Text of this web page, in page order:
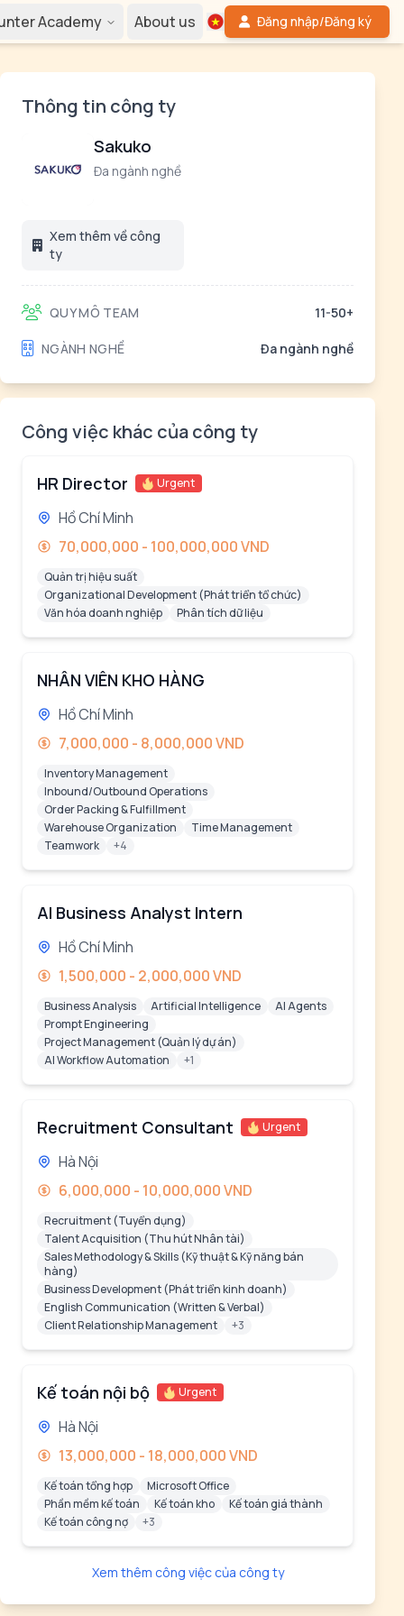
Academy About us Đăng nhập/Đăng ký
Thông tin công ty
Sakuko
Đa ngành nghề
Xem thêm về công
ty
QUY MÔ TEAM 11-50+
NGÀNH NGHỀ Đa ngành nghề
Công việc khác của công ty
HR Director Urgent
Hồ Chí Minh
70,000,000 - 100,000,000 VND
Quản trị hiệu suất
Organizational Development (Phát triển tổ chức)
Văn hóa doanh nghiệp
Phân tích dữ liệu
NHÂN VIÊN KHO HÀNG
Hồ Chí Minh
7,000,000 - 8,000,000 VND
Inventory Management
Inbound/Outbound Operations
Order Packing & Fulfillment
Warehouse Organization
Time Management
Teamwork
+4
AI Business Analyst Intern
Hồ Chí Minh
1,500,000 - 2,000,000 VND
Business Analysis Artificial Intelligence
AI Agents
Prompt Engineering
Project Management (Quản lý dự án)
AI Workflow Automation
+1
Recruitment Consultant Urgent
Hà Nội
6,000,000 - 10,000,000 VND
Recruitment (Tuyển dụng)
Talent Acquisition (Thu hút Nhân tài)
Sales Methodology & Skills (Kỹ thuật & Kỹ năng bán
hàng)
Business Development (Phát triển kinh doanh)
English Communication (Written & Verbal)
Client Relationship Management
+3
Kế toán nội bộ Urgent
Hà Nội
13,000,000 - 18,000,000 VND
Kế toán tổng hợp
Microsoft Office
Phần mềm kế toán
Kế toán kho
Kế toán giá thành
Kế toán công nợ
+3
Xem thêm công việc của công ty